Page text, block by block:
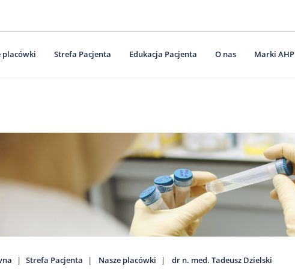
placówki Strefa Pacjenta Edukacja Pacjenta O nas Marki AHP
Strefa Pacjenta Nasze placówki dr n. med. Tadeusz Dzielski